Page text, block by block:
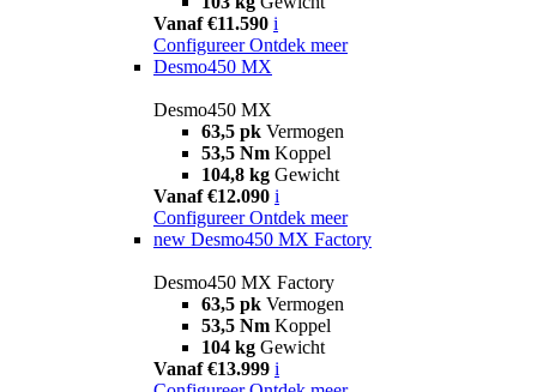
Vanaf €11.590 i
Configureer Ontdek meer
Desmo450 MX
Desmo450 MX
63,5 pk Vermogen
53,5 Nm Koppel
104,8 kg Gewicht
Vanaf €12.090 i
Configureer Ontdek meer
new Desmo450 MX Factory
Desmo450 MX Factory
63,5 pk Vermogen
53,5 Nm Koppel
104 kg Gewicht
Vanaf €13.999 i